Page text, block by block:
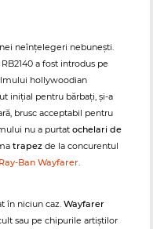
neînțelegeri nebunești.
a fost introdus pe
hollywoodian
inițial pentru bărbați, și-a
brusc acceptabil pentru
nu a purtat ochelari de
trapez de la concurentul
Ray-Ban Wayfarer.
în niciun caz. Wayfarer
sau pe chipurile artiștilor